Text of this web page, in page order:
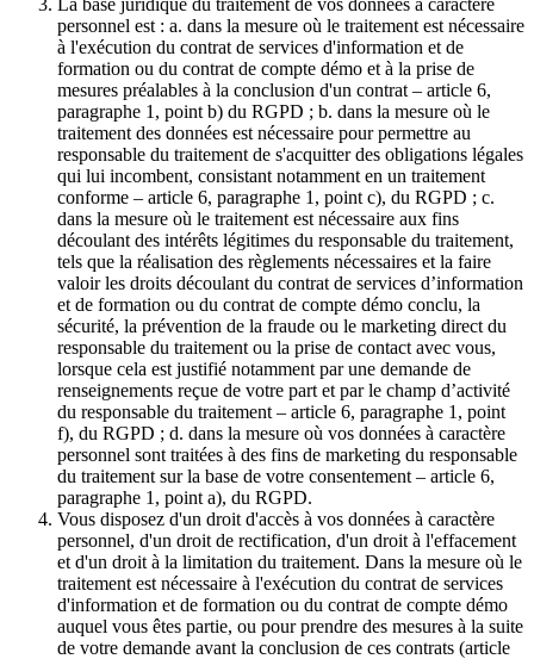
La base juridique du traitement de vos données à caractère
personnel est : a. dans la mesure où le traitement est nécessaire
à l'exécution du contrat de services d'information et de
formation ou du contrat de compte démo et à la prise de
mesures préalables à la conclusion d'un contrat – article 6,
paragraphe 1, point b) du RGPD ; b. dans la mesure où le
traitement des données est nécessaire pour permettre au
responsable du traitement de s'acquitter des obligations légales
qui lui incombent, consistant notamment en un traitement
conforme – article 6, paragraphe 1, point c), du RGPD ; c.
dans la mesure où le traitement est nécessaire aux fins
découlant des intérêts légitimes du responsable du traitement,
tels que la réalisation des règlements nécessaires et la faire
valoir les droits découlant du contrat de services d’information
et de formation ou du contrat de compte démo conclu, la
sécurité, la prévention de la fraude ou le marketing direct du
responsable du traitement ou la prise de contact avec vous,
lorsque cela est justifié notamment par une demande de
renseignements reçue de votre part et par le champ d’activité
du responsable du traitement – article 6, paragraphe 1, point
f), du RGPD ; d. dans la mesure où vos données à caractère
personnel sont traitées à des fins de marketing du responsable
du traitement sur la base de votre consentement – article 6,
paragraphe 1, point a), du RGPD.
Vous disposez d'un droit d'accès à vos données à caractère
personnel, d'un droit de rectification, d'un droit à l'effacement
et d'un droit à la limitation du traitement. Dans la mesure où le
traitement est nécessaire à l'exécution du contrat de services
d'information et de formation ou du contrat de compte démo
auquel vous êtes partie, ou pour prendre des mesures à la suite
de votre demande avant la conclusion de ces contrats (article